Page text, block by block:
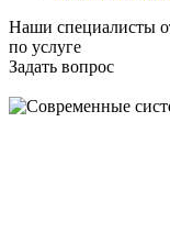
Наши специалисты
по услуге
Задать вопрос